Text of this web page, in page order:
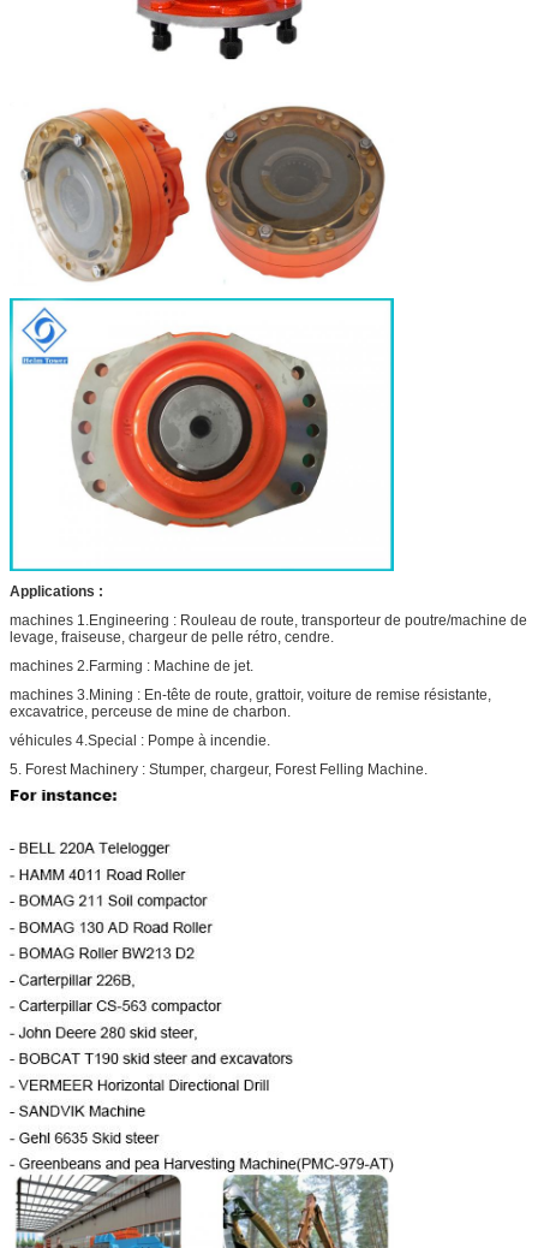
Applications :
machines 1.Engineering : Rouleau de route, transporteur de poutre/machine de
levage, fraiseuse, chargeur de pelle rétro, cendre.
machines 2.Farming : Machine de jet.
machines 3.Mining : En-tête de route, grattoir, voiture de remise résistante,
excavatrice, perceuse de mine de charbon.
véhicules 4.Special : Pompe à incendie.
5. Forest Machinery : Stumper, chargeur, Forest Felling Machine.